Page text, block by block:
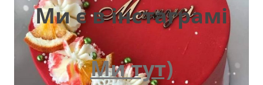
Ми є в інстаграмі
Ми тут)